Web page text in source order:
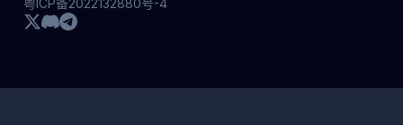
粤ICP备2022132880号-4